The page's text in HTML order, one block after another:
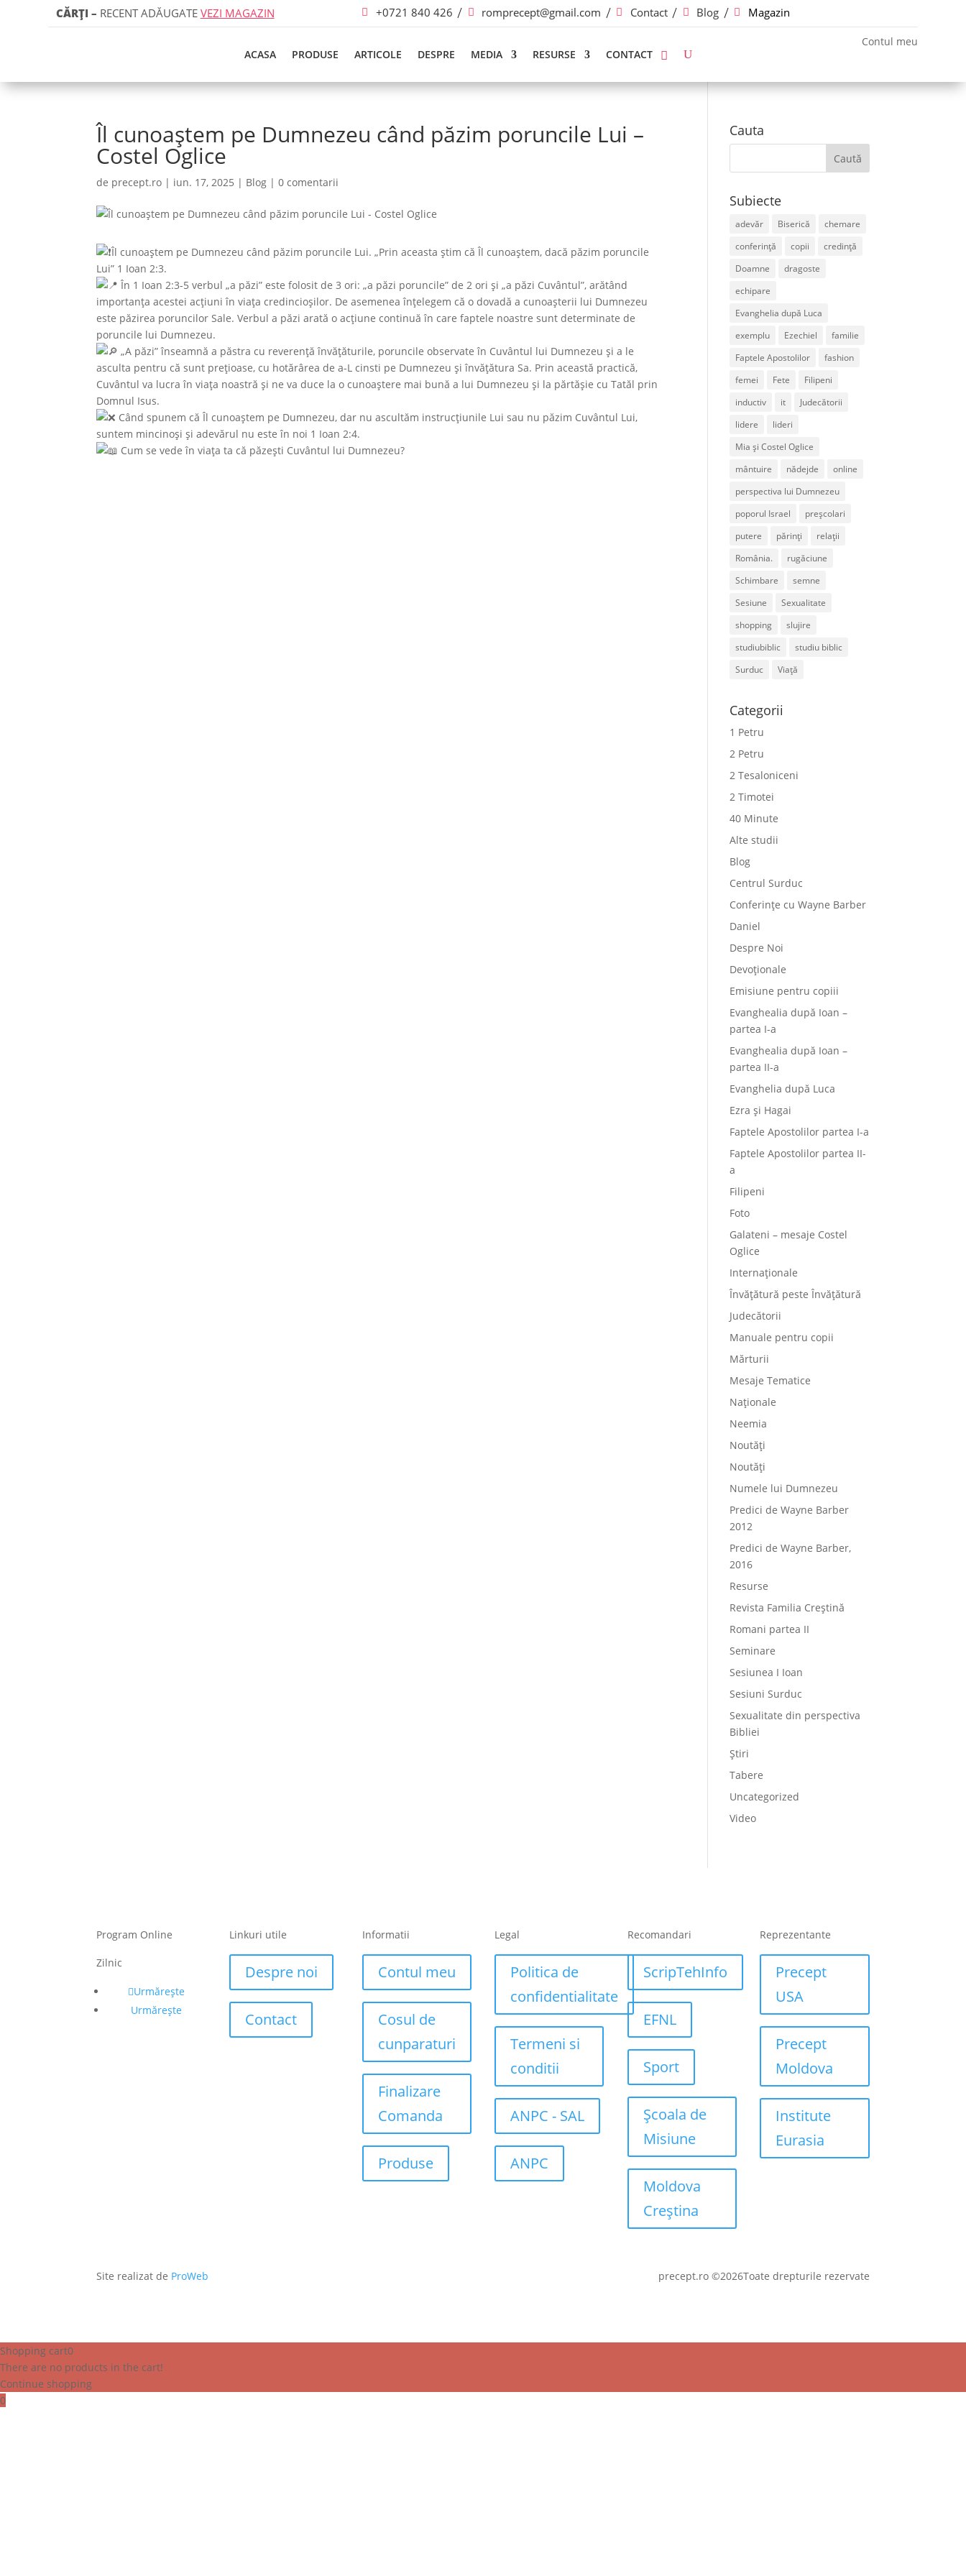
CĂRȚI – RECENT ADĂUGATE VEZI MAGAZIN +0721 840 426 romprecept@gmail.com Contact Blog Magazin
ACASA PRODUSE ARTICOLE DESPRE MEDIA RESURSE CONTACT
Contul meu
Îl cunoaștem pe Dumnezeu când păzim poruncile Lui –
Costel Oglice
de precept.ro | iun. 17, 2025 | Blog |0 comentarii
Îl cunoaștem pe Dumnezeu când păzim poruncile Lui. „Prin aceasta știm că Îl cunoaștem, dacă păzim poruncile
Lui” 1 Ioan 2:3.
În 1 Ioan 2:3-5 verbul „a păzi” este folosit de 3 ori: „a păzi poruncile” de 2 ori și „a păzi Cuvântul”, arătând
importanța acestei acțiuni în viața cre­dincioșilor. De asemenea înțelegem că o dovadă a cunoașterii lui Dumnezeu
este păzirea poruncilor Sale. Verbul a păzi arată o acțiune continuă în care faptele noastre sunt determinate de
poruncile lui Dumnezeu.
„A păzi” înseamnă a păstra cu reverență învățăturile, poruncile observate în Cuvântul lui Dumnezeu și a le
asculta pentru că sunt prețioase, cu hotărârea de a-L cinsti pe Dumnezeu și învățătura Sa. Prin această practică,
Cuvântul va lucra în viața noastră și ne va duce la o cunoaștere mai bună a lui Dumnezeu și la părtășie cu Tatăl prin
Domnul Isus.
Când spunem că Îl cunoaștem pe Dumnezeu, dar nu ascultăm instrucțiunile Lui sau nu păzim Cuvântul Lui,
suntem mincinoși și adevărul nu este în noi 1 Ioan 2:4.
Cum se vede în viața ta că păzești Cuvântul lui Dumnezeu?
Cauta
Subiecte
adevăr Biserică
chemare
conferință
copii
credință
Doamne
dragoste
echipare
Evanghelia după Luca
exemplu
Ezechiel
familie
Faptele Apostolilor
fashion
femei
Fete
Filipeni
inductiv
it
Judecătorii
lidere
lideri
Mia și Costel Oglice
mântuire
nădejde
online
perspectiva lui Dumnezeu
poporul Israel
preșcolari
putere
părinți
relații
România.
rugăciune
Schimbare
semne
Sesiune
Sexualitate
shopping
slujire
studiubiblic
studiu biblic
Surduc
Viață
Categorii
1 Petru
2 Petru
2 Tesaloniceni
2 Timotei
40 Minute
Alte studii
Blog
Centrul Surduc
Conferințe cu Wayne Barber
Daniel
Despre Noi
Devoționale
Emisiune pentru copiii
Evanghealia după Ioan –
partea I-a
Evanghealia după Ioan –
partea II-a
Evanghelia după Luca
Ezra și Hagai
Faptele Apostolilor partea I-a
Faptele Apostolilor partea II-
a
Filipeni
Foto
Galateni – mesaje Costel
Oglice
Internaționale
Învățătură peste Învățătură
Judecătorii
Manuale pentru copii
Mărturii
Mesaje Tematice
Naționale
Neemia
Noutăți
Noutăți
Numele lui Dumnezeu
Predici de Wayne Barber
2012
Predici de Wayne Barber,
2016
Resurse
Revista Familia Creștină
Romani partea II
Seminare
Sesiunea I Ioan
Sesiuni Surduc
Sexualitate din perspectiva
Bibliei
Știri
Tabere
Uncategorized
Video
Program Online
Zilnic
Urmărește
Urmărește
Linkuri utile
Despre noi
Contact
Informatii
Contul meu
Cosul de
cunparaturi
Finalizare
Comanda
Produse
Legal
Politica de
confidentialitate
Termeni si
conditii
ANPC - SAL
ANPC
Recomandari
ScripTehInfo
EFNL
Sport
Școala de
Misiune
Moldova
Creștina
Reprezentante
Precept
USA
Precept
Moldova
Institute
Eurasia
Site realizat de ProWeb precept.ro ©2026Toate drepturile rezervate
Shopping cart0
There are no products in the cart!
Continue shopping
0